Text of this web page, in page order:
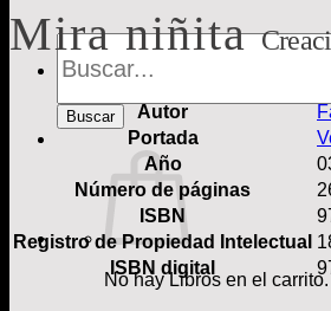
Búsqueda
de
Buscar
No hay Libros en el carrito.
Mira niñita
Autor
Portada
Año
Número de páginas
ISBN
Registro de Propiedad Intelectual
ISBN digital